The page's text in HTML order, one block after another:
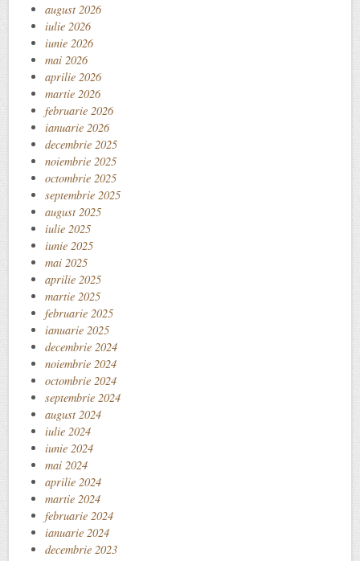
august 2026
iulie 2026
iunie 2026
mai 2026
aprilie 2026
martie 2026
februarie 2026
ianuarie 2026
decembrie 2025
noiembrie 2025
octombrie 2025
septembrie 2025
august 2025
iulie 2025
iunie 2025
mai 2025
aprilie 2025
martie 2025
februarie 2025
ianuarie 2025
decembrie 2024
noiembrie 2024
octombrie 2024
septembrie 2024
august 2024
iulie 2024
iunie 2024
mai 2024
aprilie 2024
martie 2024
februarie 2024
ianuarie 2024
decembrie 2023